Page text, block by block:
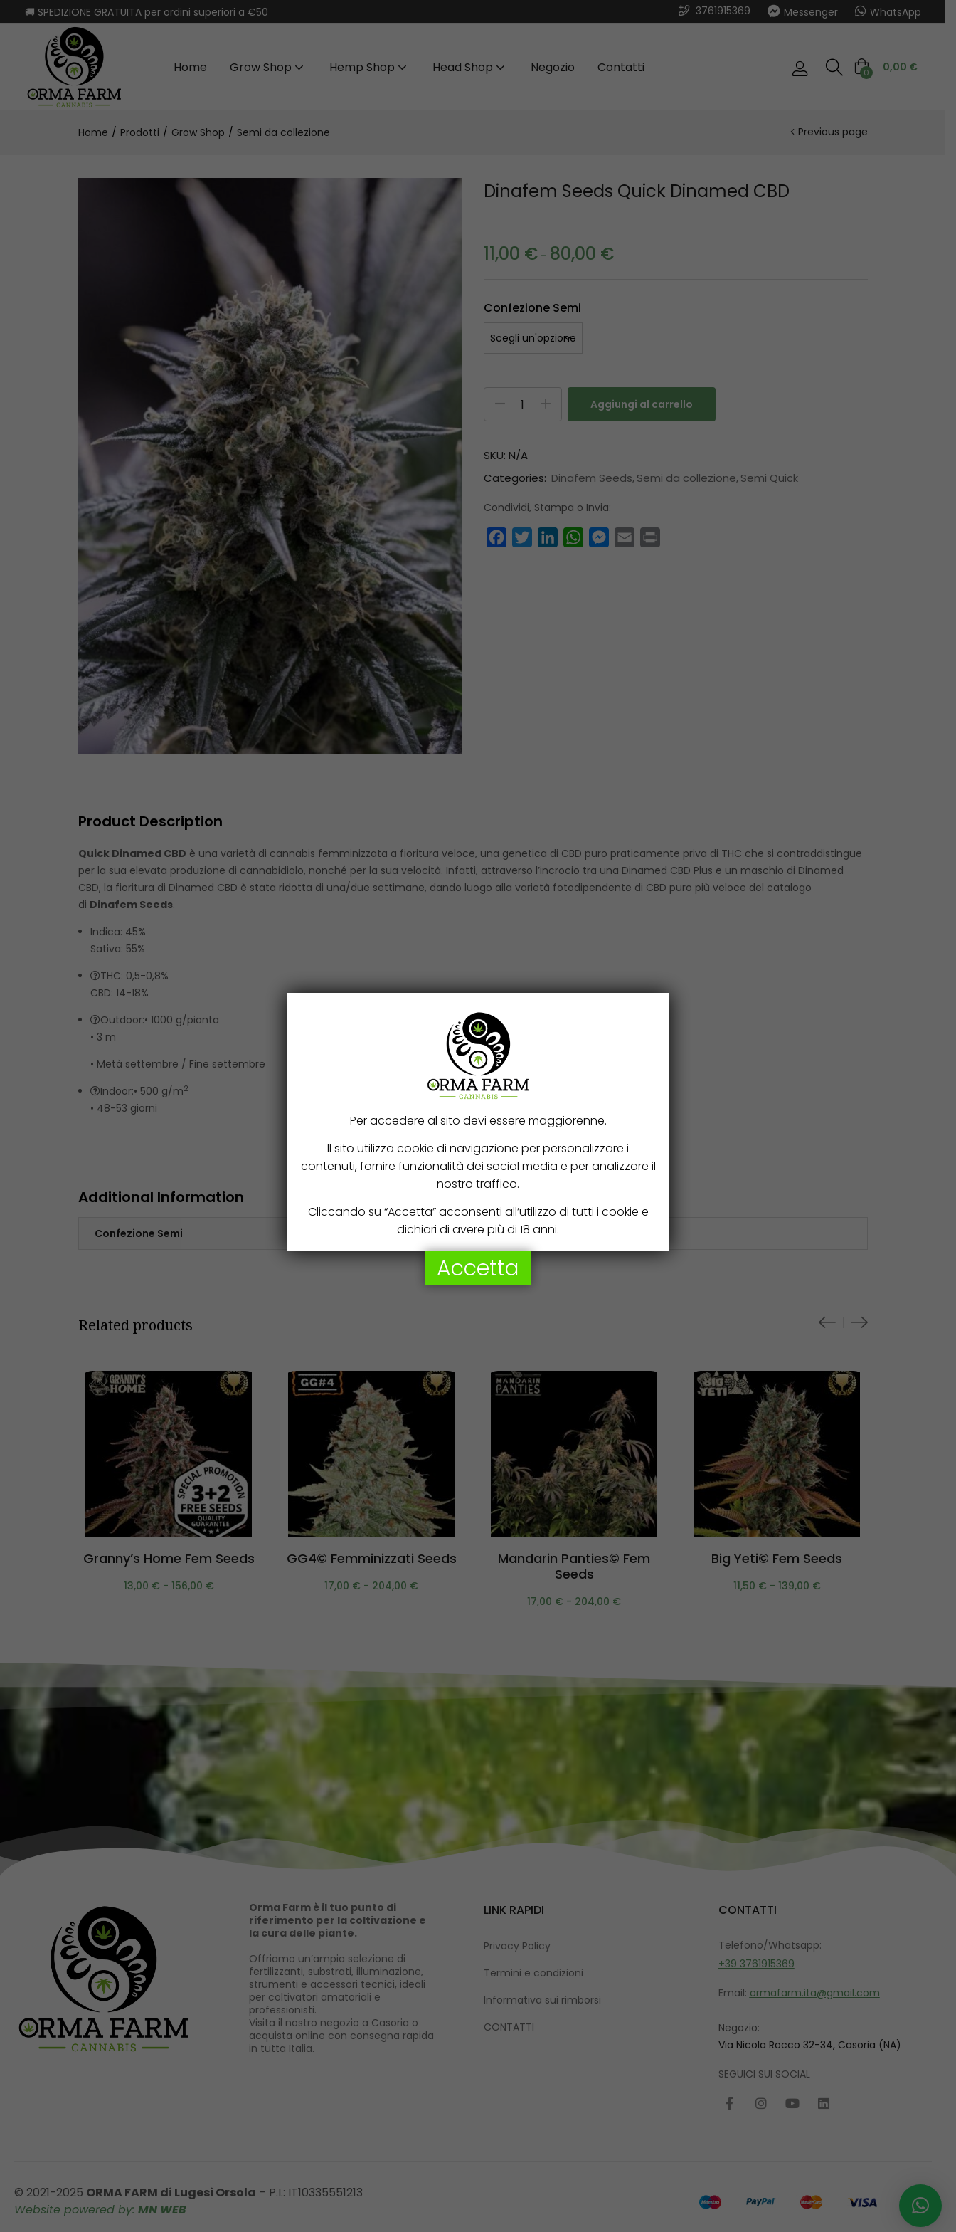
🚚 SPEDIZIONE GRATUITA per ordini superiori a €50 3761915369 Messenger WhatsApp
Home Grow Shop Hemp Shop Head Shop Negozio Contatti 0 0,00 €
Home Prodotti Grow Shop Semi da collezione Previous page
Dinafem Seeds Quick Dinamed CBD
11,00 € - 80,00 €
Confezione Semi
Aggiungi al carrello
SKU: N/A
Categories: Dinafem Seeds Semi da collezione Semi Quick
Condividi, Stampa o Invia:
FacebookTwitterLinkedInWhatsAppMessenger
Email
Product Description
Quick Dinamed CBD è una varietà di cannabis femminizzata a fioritura veloce, una genetica di CBD puro praticamente priva di THC che si contraddistingue
per la sua elevata produzione di cannabidiolo, nonché per la sua velocità. Infatti, attraverso l’incrocio tra una Dinamed CBD Plus e un maschio di Dinamed
CBD, la fioritura di Dinamed CBD è stata ridotta di una/due settimane, dando luogo alla varietà fotodipendente di CBD puro più veloce del catalogo
di Dinafem Seeds.
Indica: 45%
Sativa: 55%
THC: 0,5-0,8%
CBD: 14-18%
Outdoor:• 1000 g/pianta
• 3 m
• Metà settembre / Fine settembre
Indoor:• 500 g/m2
• 48-53 giorni
Additional Information
Confezione Semi 1, 3, 5, 10
Related products
Scegli
Granny’s Home Fem Seeds
13,00 € - 156,00 €
Scegli
GG4© Femminizzati Seeds
17,00 € - 204,00 €
Scegli
Mandarin Panties© Fem
Seeds
17,00 € - 204,00 €
Scegli
Big Yeti© Fem Seeds
11,50 € - 139,00 €
Orma Farm è il tuo punto di
riferimento per la coltivazione e
la cura delle piante.
Offriamo un’ampia selezione di
fertilizzanti, substrati, illuminazione,
strumenti e accessori tecnici, ideali
per coltivatori amatoriali e
professionisti.
Visita il nostro negozio a Casoria o
acquista online con consegna rapida
in tutta Italia.
LINK RAPIDI
Privacy Policy
Termini e condizioni
Informativa sui rimborsi
CONTATTI
CONTATTI
Telefono/Whatsapp:
+39 3761915369
Email: ormafarm.ita@gmail.com
Negozio:
Via Nicola Rocco 32-34, Casoria (NA)
SEGUICI SUI SOCIAL
© 2021-2025 ORMA FARM di Lugesi Orsola – P.I.: IT10335551213
Website powered by: MN WEB
Per accedere al sito devi essere maggiorenne.
Il sito utilizza cookie di navigazione per personalizzare i
contenuti, fornire funzionalità dei social media e per analizzare il
nostro traffico.
Cliccando su “Accetta” acconsenti all’utilizzo di tutti i cookie e
dichiari di avere più di 18 anni.
Accetta